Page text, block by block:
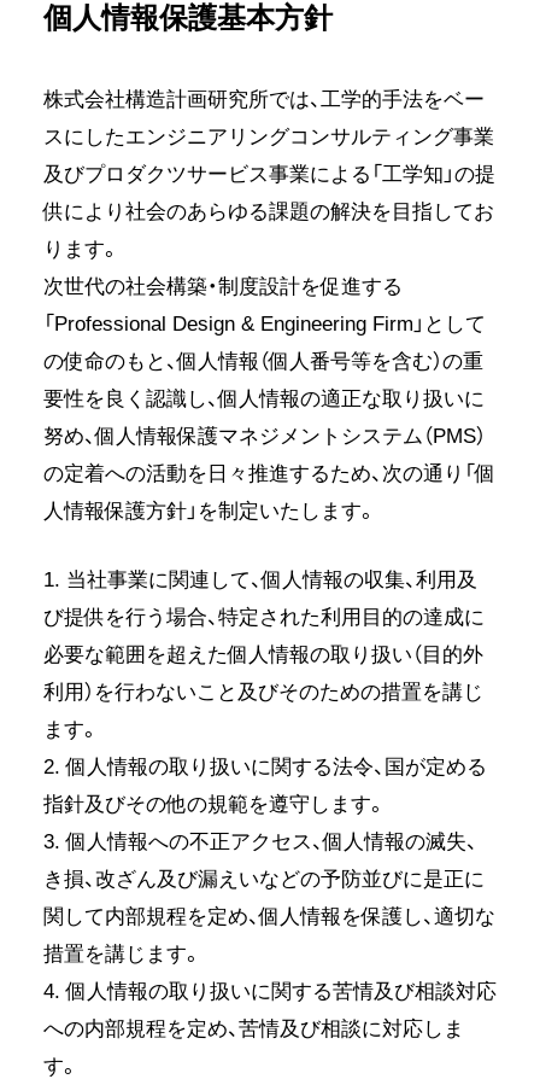
個人情報保護基本方針
株式会社構造計画研究所では、工学的手法をベー
スにしたエンジニアリングコンサルティング事業
及びプロダクツサービス事業による「工学知」の提
供により社会のあらゆる課題の解決を目指してお
ります。
次世代の社会構築・制度設計を促進する
「Professional Design & Engineering Firm」として
の使命のもと、個人情報（個人番号等を含む）の重
要性を良く認識し、個人情報の適正な取り扱いに
努め、個人情報保護マネジメントシステム（PMS）
の定着への活動を日々推進するため、次の通り「個
人情報保護方針」を制定いたします。
1. 当社事業に関連して、個人情報の収集、利用及
び提供を行う場合、特定された利用目的の達成に
必要な範囲を超えた個人情報の取り扱い（目的外
利用）を行わないこと及びそのための措置を講じ
ます。
2. 個人情報の取り扱いに関する法令、国が定める
指針及びその他の規範を遵守します。
3. 個人情報への不正アクセス、個人情報の滅失、
き損、改ざん及び漏えいなどの予防並びに是正に
関して内部規程を定め、個人情報を保護し、適切な
措置を講じます。
4. 個人情報の取り扱いに関する苦情及び相談対応
への内部規程を定め、苦情及び相談に対応しま
す。